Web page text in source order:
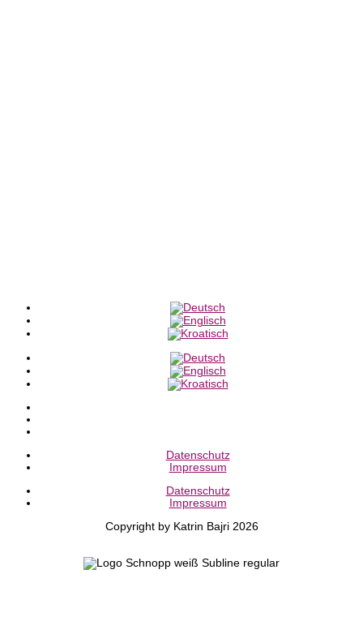
Datenschutz
Impressum
Datenschutz
Impressum
Copyright by Katrin Bajri 2026